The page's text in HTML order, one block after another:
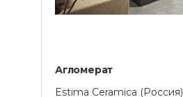
Агломерат
Estima Ceramica (Россия)